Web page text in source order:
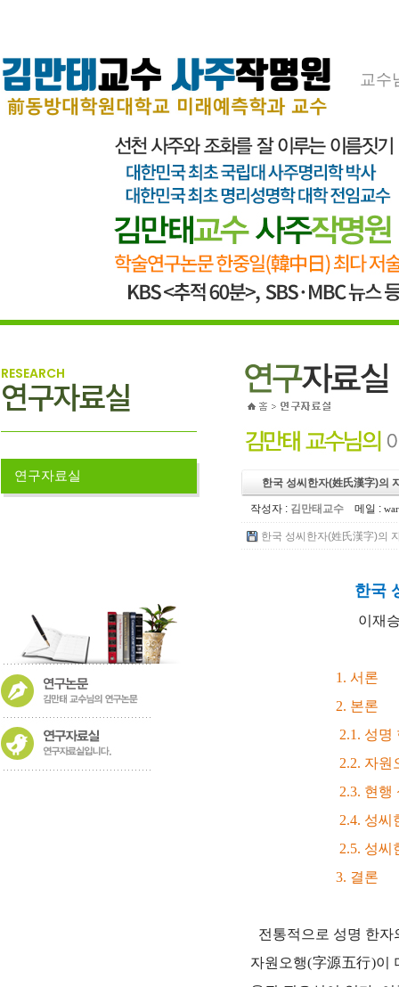
교수
RESEARCH
연구자료실
연구자료실 한국 성씨한자(姓氏漢字)의
작성자 : 김만태교수 메일 :
한국 성씨한자(姓氏漢字)의
한국
이재
1. 서론
2. 본론
2.1. 성명 한자에
2.2. 자원오행
2.3. 현행 성씨
2.4. 성씨한자
2.5. 성씨한자
3. 결론
전통적으로 성명 한
자원오행(字源五行)이